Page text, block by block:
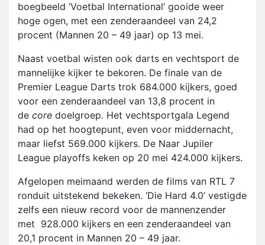
boegbeeld ‘Voetbal International’ gooide weer
hoge ogen, met een zenderaandeel van 24,2
procent (Mannen 20 – 49 jaar) op 13 mei.
Naast voetbal wisten ook darts en vechtsport de
mannelijke kijker te bekoren. De finale van de
Premier League Darts trok 684.000 kijkers, goed
voor een zenderaandeel van 13,8 procent in
de core doelgroep. Het vechtsportgala Legend
had op het hoogtepunt, even voor middernacht,
maar liefst 569.000 kijkers. De Naar Jupiler
League playoffs keken op 20 mei 424.000 kijkers.
Afgelopen meimaand werden de films van RTL 7
ronduit uitstekend bekeken. ‘Die Hard 4.0’ vestigde
zelfs een nieuw record voor de mannenzender
met 928.000 kijkers en een zenderaandeel van
20,1 procent in Mannen 20 – 49 jaar.